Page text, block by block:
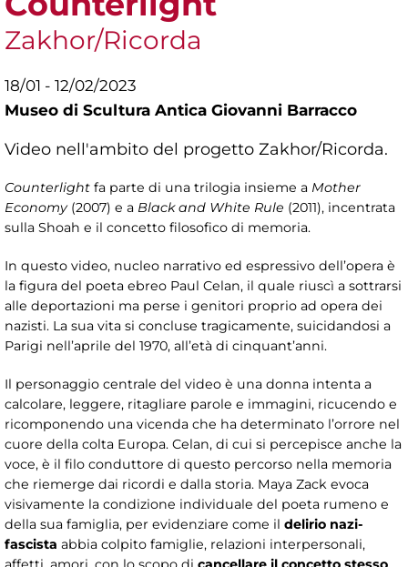
Zakhor/Ricorda
18/01 - 12/02/2023
Museo di Scultura Antica Giovanni Barracco
Video nell'ambito del progetto Zakhor/Ricorda.
Counterlight fa parte di una trilogia insieme a Mother
Economy(2007) e a Black and White Rule (2011), incentrata
sulla Shoah e il concetto filosofico di memoria.
In questo video, nucleo narrativo ed espressivo dell’opera è
la figura del poeta ebreo Paul Celan, il quale riuscì a sottrarsi
alle deportazioni ma perse i genitori proprio ad opera dei
nazisti. La sua vita si concluse tragicamente, suicidandosi a
Parigi nell’aprile del 1970, all’età di cinquant’anni.
Il personaggio centrale del video è una donna intenta a
calcolare, leggere, ritagliare parole e immagini, ricucendo e
ricomponendo una vicenda che ha determinato l’orrore nel
cuore della colta Europa. Celan, di cui si percepisce anche la
voce, è il filo conduttore di questo percorso nella memoria
che riemerge dai ricordi e dalla storia. Maya Zack evoca
visivamente la condizione individuale del poeta rumeno e
della sua famiglia, per evidenziare come il delirio nazi-
fascista abbia colpito famiglie, relazioni interpersonali,